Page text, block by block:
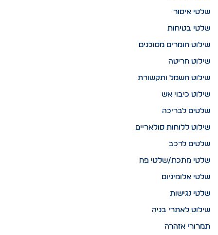
שלטי איסור
שלטי בטיחות
שילוט חומרים מסוכנים
שילוט חריטה
שילוט חשמל ותקשורת
שילוט כיבוי אש
שלטים לבריכה
שילוט ללוחות סולאריים
שלטים לרכב
שלטי מתכת/שלטי פח
שלטי אלומיניום
שלטי נגישות
שילוט לאתרי בניה
תמרורי אזהרה